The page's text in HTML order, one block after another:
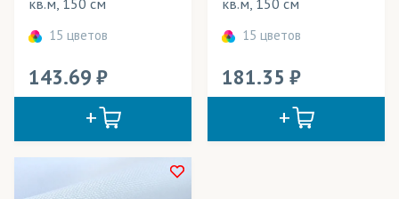
Лайтекс
Мокрый шелк
15 цветов
143.69
15 цветов
181.35